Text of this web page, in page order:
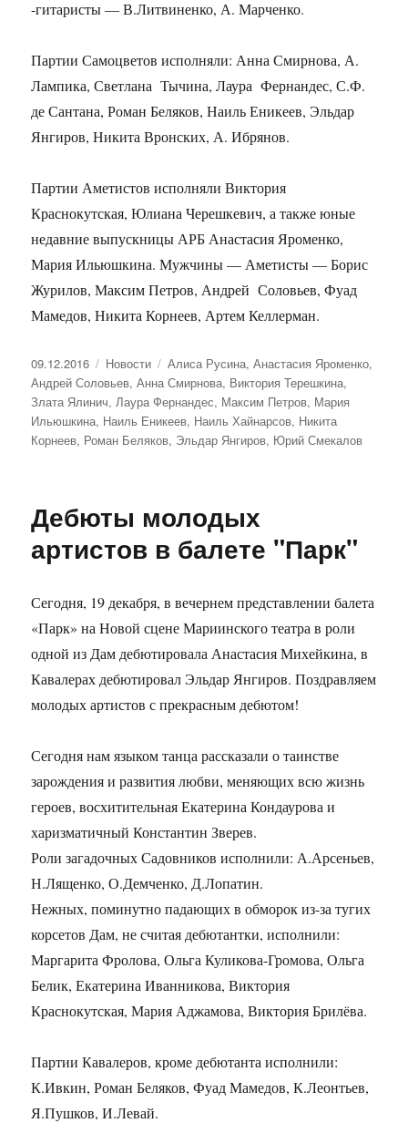
-гитаристы — В.Литвиненко, А. Марченко.
Партии Самоцветов исполняли: Анна Смирнова, А.
Лампика, Светлана Тычина, Лаура Фернандес, С.Ф.
де Сантана, Роман Беляков, Наиль Еникеев, Эльдар
Янгиров, Никита Вронских, А. Ибрянов.
Партии Аметистов исполняли Виктория
Краснокутская, Юлиана Черешкевич, а также юные
недавние выпускницы АРБ Анастасия Яроменко,
Мария Ильюшкина. Мужчины — Аметисты — Борис
Журилов, Максим Петров, Андрей Соловьев, Фуад
Мамедов, Никита Корнеев, Артем Келлерман.
Опубликовано
09.12.2016 Рубрики
Новости Метки
Алиса Русина,Анастасия Яроменко,
Андрей Соловьев,Анна Смирнова, Виктория Терешкина,
Злата Ялинич, Лаура Фернандес, Максим Петров, Мария
Ильюшкина, Наиль Еникеев, Наиль Хайнарсов, Никита
Корнеев, Роман Беляков, Эльдар Янгиров, Юрий Смекалов
Дебюты молодых
артистов в балете "Парк"
Сегодня, 19 декабря, в вечернем представлении балета
«Парк» на Новой сцене Мариинского театра в роли
одной из Дам дебютировала Анастасия Михейкина, в
Кавалерах дебютировал Эльдар Янгиров. Поздравляем
молодых артистов с прекрасным дебютом!
Сегодня нам языком танца рассказали о таинстве
зарождения и развития любви, меняющих всю жизнь
героев, восхитительная Екатерина Кондаурова и
харизматичный Константин Зверев.
Роли загадочных Садовников исполнили: А.Арсеньев,
Н.Лященко, О.Демченко, Д.Лопатин.
Нежных, поминутно падающих в обморок из-за тугих
корсетов Дам, не считая дебютантки, исполнили:
Маргарита Фролова, Ольга Куликова-Громова, Ольга
Белик, Екатерина Иванникова, Виктория
Краснокутская, Мария Аджамова, Виктория Брилёва.
Партии Кавалеров, кроме дебютанта исполнили:
К.Ивкин, Роман Беляков, Фуад Мамедов, К.Леонтьев,
Я.Пушков, И.Левай.